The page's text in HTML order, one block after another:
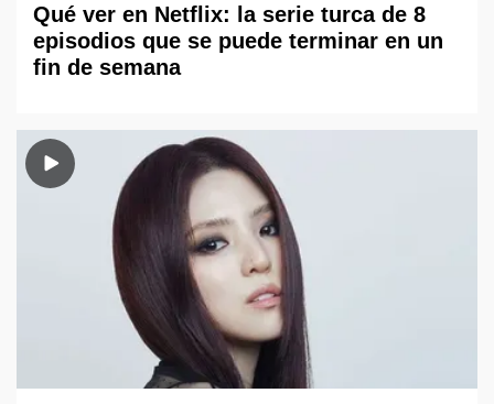
Qué ver en Netflix: la serie turca de 8
episodios que se puede terminar en un
fin de semana